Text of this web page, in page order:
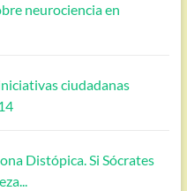
neurociencia en
ciudadanas
Distópica. Si Sócrates